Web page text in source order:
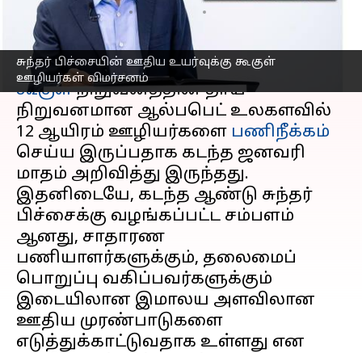
சுந்தர் பிச்சையின் ஊதிய உயர்வுக்கு கூகுள்
ஊழியர்கள் விமர்சனம்
எழுதியவர் Siranjeevi May 04, 2023
செய்தி முன்னோட்டம்
கூகுள்நிறுவனத்தின் தாய்
நிறுவனமான ஆல்பபெட் உலகளவில்
12 ஆயிரம் ஊழியர்களை பணிநீக்கம்
செய்ய இருப்பதாக கடந்த ஜனவரி
மாதம் அறிவித்து இருந்தது.
இதனிடையே, கடந்த ஆண்டு சுந்தர்
பிச்சைக்கு வழங்கப்பட்ட சம்பளம்
ஆனது, சாதாரண
பணியாளர்களுக்கும், தலைமைப்
பொறுப்பு வகிப்பவர்களுக்கும்
இடையிலான இமாலய அளவிலான
ஊதிய முரண்பாடுகளை
எடுத்துக்காட்டுவதாக உள்ளது என